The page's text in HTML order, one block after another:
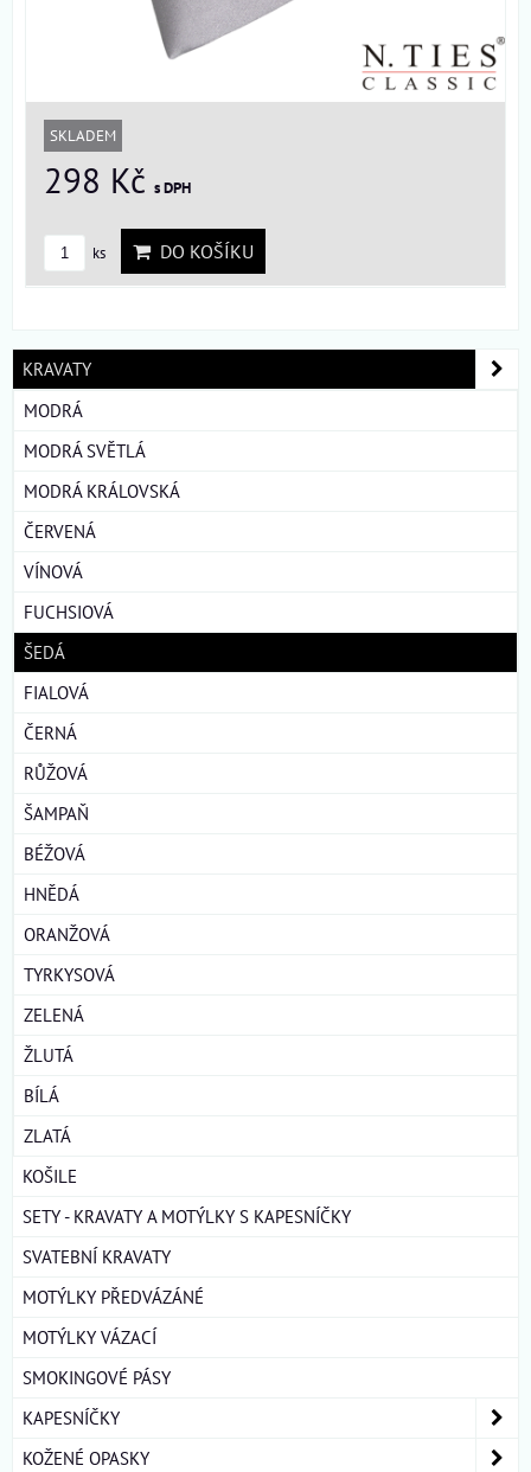
SKLADEM
298 Kč s DPH
ks DO KOŠÍKU
KRAVATY
MODRÁ
MODRÁ SVĚTLÁ
MODRÁ KRÁLOVSKÁ
ČERVENÁ
VÍNOVÁ
FUCHSIOVÁ
ŠEDÁ
FIALOVÁ
ČERNÁ
RŮŽOVÁ
ŠAMPAŇ
BÉŽOVÁ
HNĚDÁ
ORANŽOVÁ
TYRKYSOVÁ
ZELENÁ
ŽLUTÁ
BÍLÁ
ZLATÁ
KOŠILE
SETY - KRAVATY A MOTÝLKY S KAPESNÍČKY
SVATEBNÍ KRAVATY
MOTÝLKY PŘEDVÁZÁNÉ
MOTÝLKY VÁZACÍ
SMOKINGOVÉ PÁSY
KAPESNÍČKY
KOŽENÉ OPASKY